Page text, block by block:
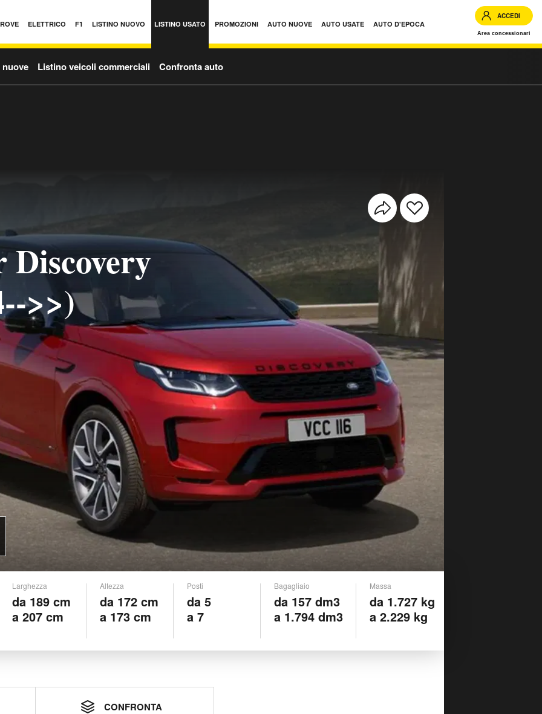
ELETTRICO F1 LISTINO NUOVO LISTINO USATO PROMOZIONI AUTO NUOVE AUTO USATE AUTO D'EPOCA
ACCEDI
Area concessionari
Listino veicoli commerciali Confronta auto
Discovery
>>)
Larghezza
da 189 cm
a 207 cm
Altezza
da 172 cm
a 173 cm
Posti
da 5
a 7
Bagagliaio
da 157 dm3
a 1.794 dm3
Massa
da 1.727 kg
a 2.229 kg
CONFRONTA